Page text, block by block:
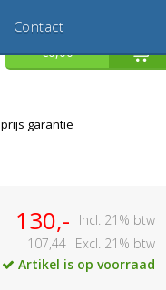
Inloggen
€0,00
Contact
garantie
130,-
Incl. 21% btw
107,44 Excl. 21% btw
Artikel is op voorraad